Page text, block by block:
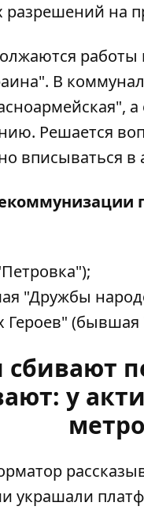
на
В
Решается
вписываться в
"Дружбы
у
украшали